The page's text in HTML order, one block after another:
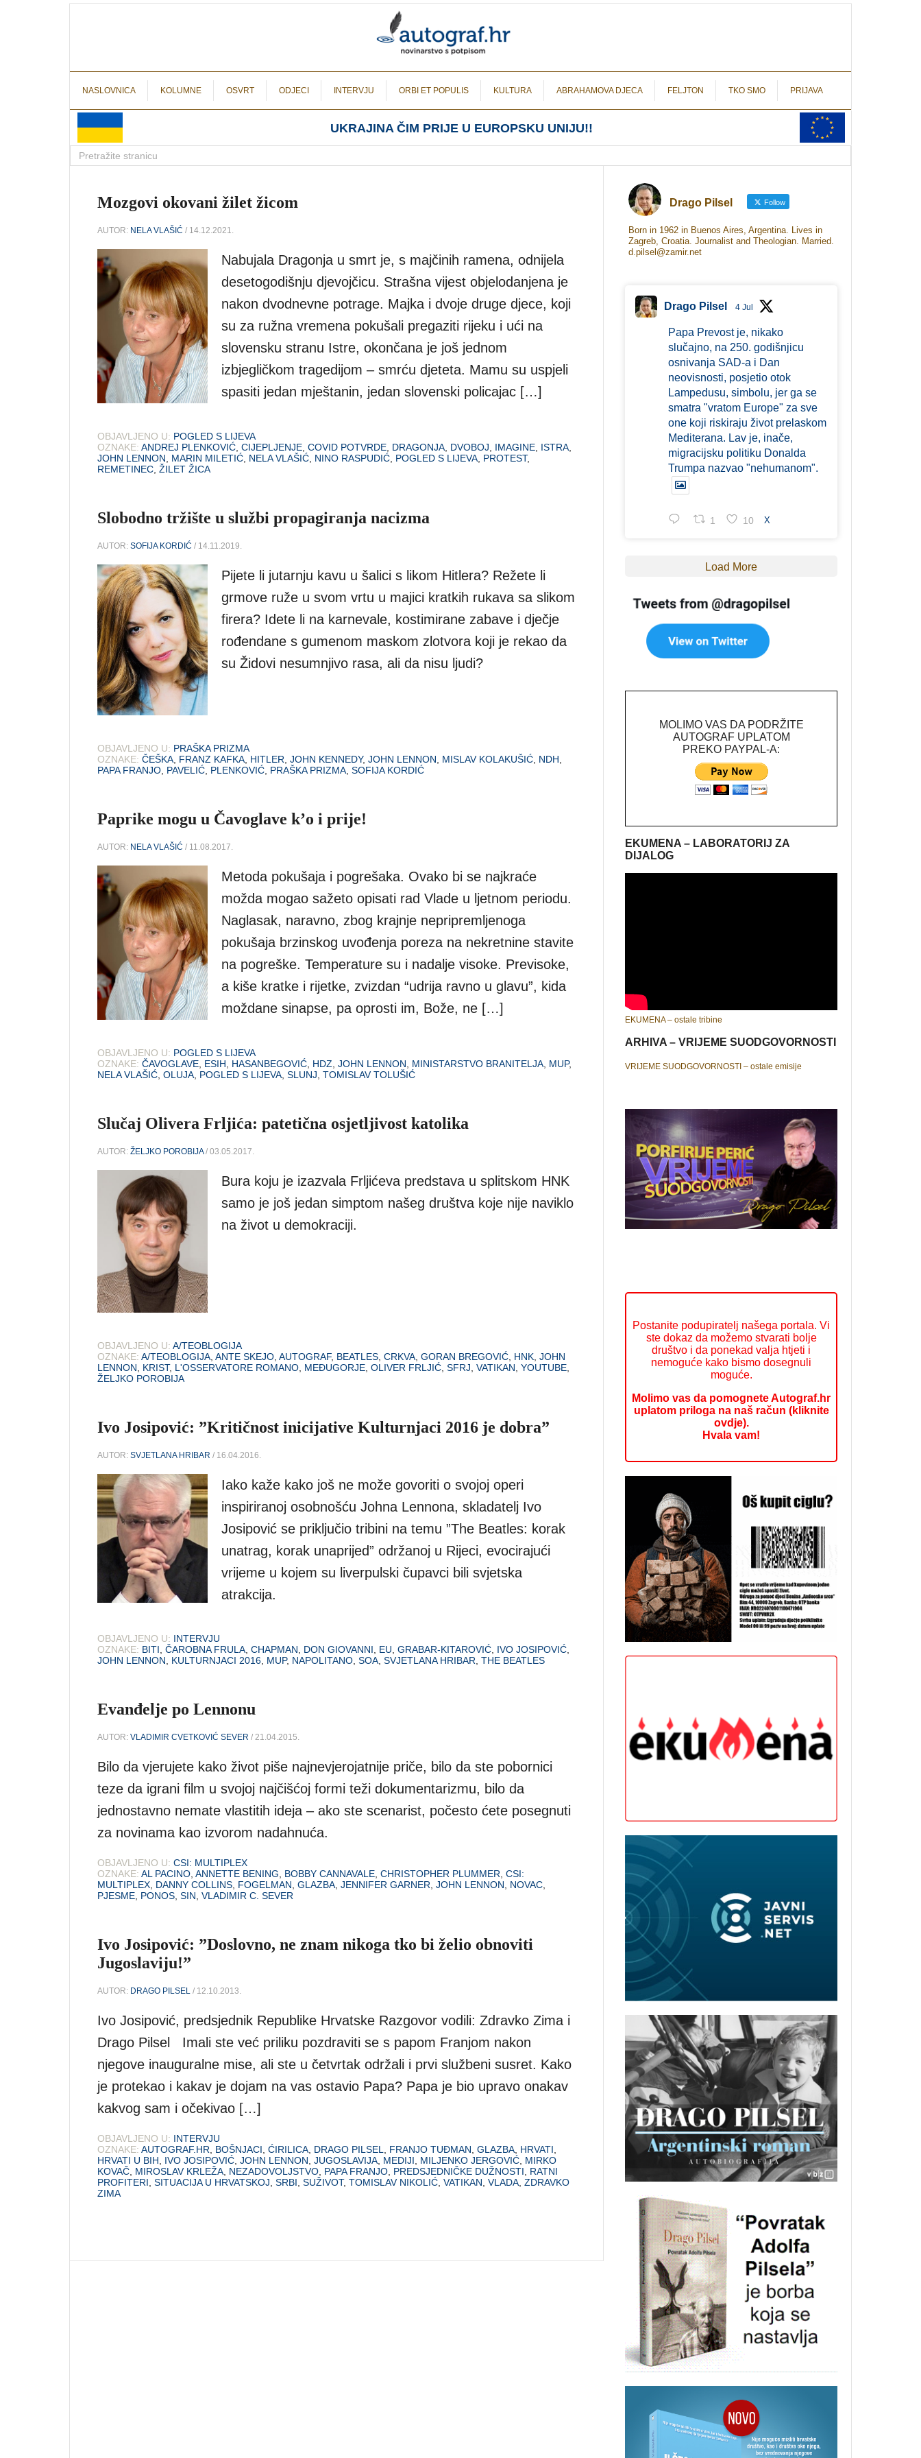
NASLOVNICA KOLUMNE OSVRT ODJECI INTERVJU ORBI ET POPULIS KULTURA ABRAHAMOVA DJECA FELJTON TKO SMO PRIJAVA
UKRAJINA ČIM PRIJE U EUROPSKU UNIJU!!
Mozgovi okovani žilet žicom
AUTOR: NELA VLAŠIĆ / 14.12.2021.
Nabujala Dragonja u smrt je, s majčinih ramena, odnijela
desetogodišnju djevojčicu. Strašna vijest objelodanjena je
nakon dvodnevne potrage. Majka i dvoje druge djece, koji
su za ružna vremena pokušali pregaziti rijeku i ući na
slovensku stranu Istre, okončana je još jednom
izbjegličkom tragedijom – smrću djeteta. Mamu su uspjeli
spasiti jedan mještanin, jedan slovenski policajac […]
OBJAVLJENO U: POGLED S LIJEVA
OZNAKE: ANDREJ PLENKOVIĆ, CIJEPLJENJE, COVID POTVRDE, DRAGONJA, DVOBOJ, IMAGINE, ISTRA,
JOHN LENNON, MARIN MILETIĆ, NELA VLAŠIĆ, NINO RASPUDIĆ, POGLED S LIJEVA, PROTEST,
REMETINEC, ŽILET ŽICA
Slobodno tržište u službi propagiranja nacizma
AUTOR: SOFIJA KORDIĆ / 14.11.2019.
Pijete li jutarnju kavu u šalici s likom Hitlera? Režete li
grmove ruže u svom vrtu u majici kratkih rukava sa slikom
firera? Idete li na karnevale, kostimirane zabave i dječje
rođendane s gumenom maskom zlotvora koji je rekao da
su Židovi nesumnjivo rasa, ali da nisu ljudi?
OBJAVLJENO U: PRAŠKA PRIZMA
OZNAKE: ČEŠKA FRANZ KAFKA HITLER JOHN KENNEDY, JOHN LENNON MISLAV KOLAKUŠIĆ NDH
PAPA FRANJO PAVELIĆ PLENKOVIĆ PRAŠKA PRIZMA SOFIJA KORDIĆ
Paprike mogu u Čavoglave k’o i prije!
AUTOR: NELA VLAŠIĆ / 11.08.2017.
Metoda pokušaja i pogrešaka. Ovako bi se najkraće
možda mogao sažeto opisati rad Vlade u ljetnom periodu.
Naglasak, naravno, zbog krajnje nepripremljenoga
pokušaja brzinskog uvođenja poreza na nekretnine stavite
na pogreške. Temperature su i nadalje visoke. Previsoke,
a kiše kratke i rijetke, zvizdan “udrija ravno u glavu”, kida
moždane sinapse, pa oprosti im, Bože, ne […]
OBJAVLJENO U: POGLED S LIJEVA
OZNAKE: ČAVOGLAVE ESIH HASANBEGOVIĆ HDZ JOHN LENNON MINISTARSTVO BRANITELJA MUP,
NELA VLAŠIĆ OLUJA POGLED S LIJEVA SLUNJ TOMISLAV TOLUŠIĆ
Slučaj Olivera Frljića: patetična osjetljivost katolika
AUTOR: ŽELJKO POROBIJA/ 03.05.2017.
Bura koju je izazvala Frljićeva predstava u splitskom HNK
samo je još jedan simptom našeg društva koje nije naviklo
na život u demokraciji.
OBJAVLJENO U: A/TEOBLOGIJA
OZNAKE: A/TEOBLOGIJA, ANTE SKEJO, AUTOGRAF, BEATLES, CRKVA, GORAN BREGOVIĆ, HNK, JOHN
LENNON, KRIST, L'OSSERVATORE ROMANO, MEĐUGORJE, OLIVER FRLJIĆ, SFRJ, VATIKAN, YOUTUBE,
ŽELJKO POROBIJA
Ivo Josipović: ”Kritičnost inicijative Kulturnjaci 2016 je dobra”
AUTOR: SVJETLANA HRIBAR / 16.04.2016.
Iako kaže kako još ne može govoriti o svojoj operi
inspiriranoj osobnošću Johna Lennona, skladatelj Ivo
Josipović se priključio tribini na temu ”The Beatles: korak
unatrag, korak unaprijed” održanoj u Rijeci, evocirajući
vrijeme u kojem su liverpulski čupavci bili svjetska
atrakcija.
OBJAVLJENO U: INTERVJU
OZNAKE: BITI, ČAROBNA FRULA, CHAPMAN, DON GIOVANNI, EU, GRABAR-KITAROVIĆ, IVO JOSIPOVIĆ,
JOHN LENNON, KULTURNJACI 2016, MUP, NAPOLITANO, SOA, SVJETLANA HRIBAR, THE BEATLES
Evanđelje po Lennonu
AUTOR: VLADIMIR CVETKOVIĆ SEVER / 21.04.2015.
Bilo da vjerujete kako život piše najnevjerojatnije priče, bilo da ste pobornici
teze da igrani film u svojoj najčišćoj formi teži dokumentarizmu, bilo da
jednostavno nemate vlastitih ideja – ako ste scenarist, počesto ćete posegnuti
za novinama kao izvorom nadahnuća.
OBJAVLJENO U: CSI: MULTIPLEX
OZNAKE: AL PACINO, ANNETTE BENING, BOBBY CANNAVALE, CHRISTOPHER PLUMMER, CSI:
MULTIPLEX, DANNY COLLINS, FOGELMAN, GLAZBA, JENNIFER GARNER, JOHN LENNON, NOVAC,
PJESME, PONOS, SIN, VLADIMIR C. SEVER
Ivo Josipović: ”Doslovno, ne znam nikoga tko bi želio obnoviti
Jugoslaviju!”
AUTOR: DRAGO PILSEL / 12.10.2013.
Ivo Josipović, predsjednik Republike Hrvatske Razgovor vodili: Zdravko Zima i
Drago Pilsel Imali ste već priliku pozdraviti se s papom Franjom nakon
njegove inauguralne mise, ali ste u četvrtak održali i prvi službeni susret. Kako
je protekao i kakav je dojam na vas ostavio Papa? Papa je bio upravo onakav
kakvog sam i očekivao […]
OBJAVLJENO U: INTERVJU
OZNAKE: AUTOGRAF.HR, BOŠNJACI, ĆIRILICA, DRAGO PILSEL, FRANJO TUĐMAN, GLAZBA, HRVATI,
HRVATI U BIH, IVO JOSIPOVIĆ, JOHN LENNON, JUGOSLAVIJA, MEDIJI, MILJENKO JERGOVIĆ, MIRKO
KOVAČ, MIROSLAV KRLEŽA, NEZADOVOLJSTVO, PAPA FRANJO, PREDSJEDNIČKE DUŽNOSTI, RATNI
PROFITERI, SITUACIJA U HRVATSKOJ, SRBI, SUŽIVOT, TOMISLAV NIKOLIĆ, VATIKAN, VLADA, ZDRAVKO
ZIMA
Drago Pilsel Follow
Born in 1962 in Buenos Aires, Argentina. Lives in
Zagreb, Croatia. Journalist and Theologian. Married.
d.pilsel@zamir.net
Drago Pilsel 4 Jul
Papa Prevost je, nikako
slučajno, na 250. godišnjicu
osnivanja SAD-a i Dan
neovisnosti, posjetio otok
Lampedusu, simbolu, jer ga se
smatra "vratom Europe" za sve
one koji riskiraju život prelaskom
Mediterana. Lav je, inače,
migracijsku politiku Donalda
Trumpa nazvao "nehumanom".
1 10 X
Load More
MOLIMO VAS DA PODRŽITE
AUTOGRAF UPLATOM
PREKO PAYPAL-A:
EKUMENA – LABORATORIJ ZA
DIJALOG
EKUMENA – ostale tribine
ARHIVA – VRIJEME SUODGOVORNOSTI
VRIJEME SUODGOVORNOSTI – ostale emisije
Postanite podupiratelj našega portala. Vi
ste dokaz da možemo stvarati bolje
društvo i da ponekad valja htjeti i
nemoguće kako bismo dosegnuli
moguće.
Molimo vas da pomognete Autograf.hr
uplatom priloga na naš račun (kliknite
ovdje).
Hvala vam!